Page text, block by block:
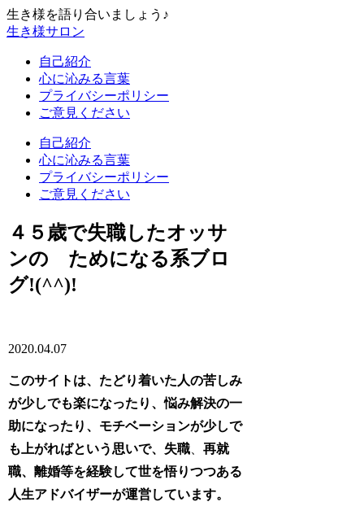
生き様を語り合いましょう♪
生き様サロン
自己紹介
心に沁みる言葉
プライバシーポリシー
ご意見ください
自己紹介
心に沁みる言葉
プライバシーポリシー
ご意見ください
４５歳で失職したオッサ
ンの ためになる系ブロ
グ!(^^)!
2020.04.07
このサイトは、たどり着いた人の苦しみ
が少しでも楽になったり、悩み解決の一
助になったり、モチベーションが少しで
も上がればという思いで、失職 、再就
職、離婚等を経験して世を悟りつつある
人生アドバイザーが運営しています。